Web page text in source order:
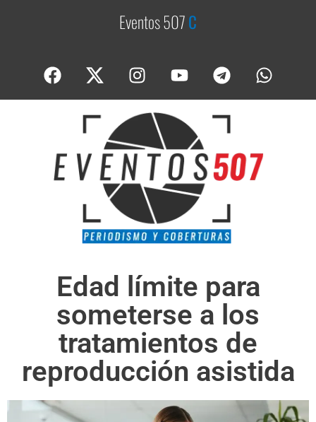
Eventos 507Cob
Edad límite para
someterse a los
tratamientos de
reproducción asistida